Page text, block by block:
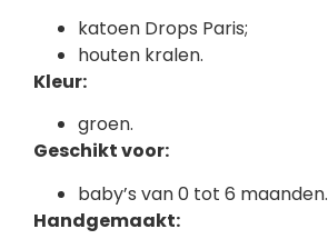
katoen Drops Paris;
houten kralen.
Kleur:
groen.
Geschikt voor:
baby’s van 0 tot 6 maanden.
Handgemaakt: